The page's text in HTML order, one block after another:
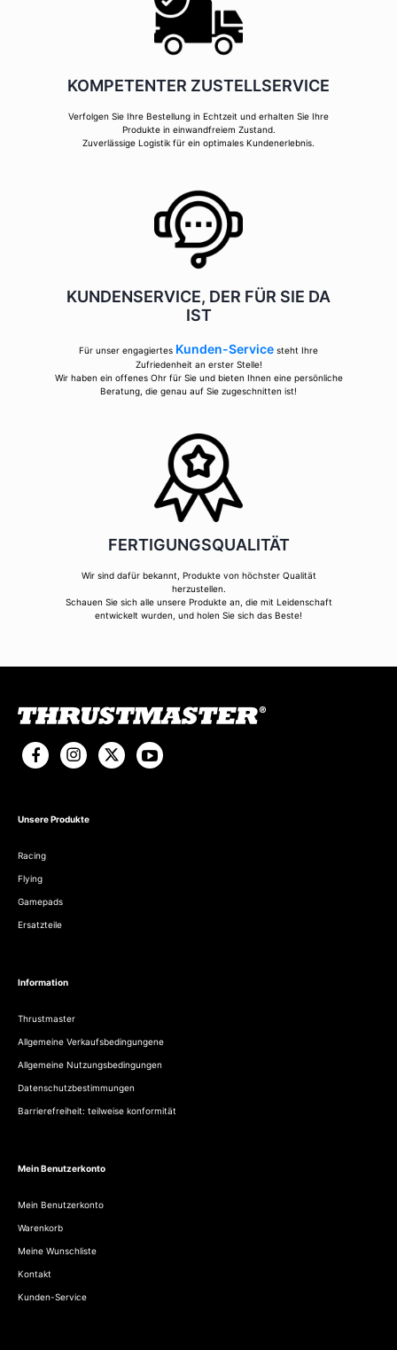
KOMPETENTER ZUSTELLSERVICE
Verfolgen Sie Ihre Bestellung in Echtzeit und erhalten Sie Ihre
Produkte in einwandfreiem Zustand.
Zuverlässige Logistik für ein optimales Kundenerlebnis.
KUNDENSERVICE, DER FÜR SIE DA
IST
Für unser engagiertes Kunden-Service steht Ihre
Zufriedenheit an erster Stelle!
Wir haben ein offenes Ohr für Sie und bieten Ihnen eine persönliche
Beratung, die genau auf Sie zugeschnitten ist!
FERTIGUNGSQUALITÄT
Wir sind dafür bekannt, Produkte von höchster Qualität
herzustellen.
Schauen Sie sich alle unsere Produkte an, die mit Leidenschaft
entwickelt wurden, und holen Sie sich das Beste!
Unsere Produkte
Racing
Flying
Gamepads
Ersatzteile
Information
Thrustmaster
Allgemeine Verkaufsbedingungene
Allgemeine Nutzungsbedingungen
Datenschutzbestimmungen
Barrierefreiheit: teilweise konformität
Mein Benutzerkonto
Mein Benutzerkonto
Warenkorb
Meine Wunschliste
Kontakt
Kunden-Service